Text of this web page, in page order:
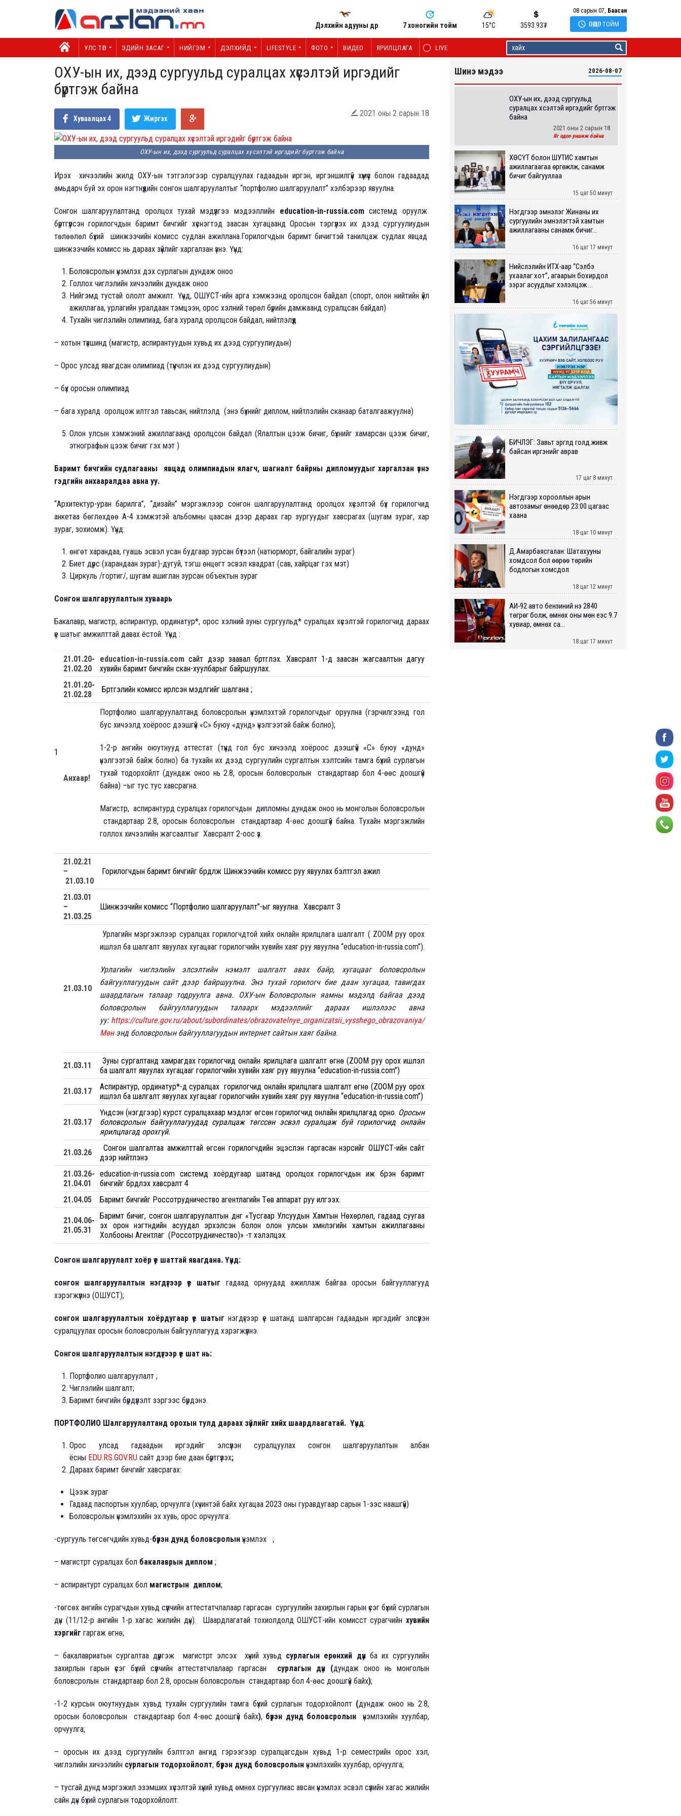
Дэлхийн адууны өдөр 7 хоногийн тойм 15°C 3593.93₮
08 сарын 07, Баасан
 ӨНӨӨДӨР ТОЙМ
УЛС ТӨР ЭДИЙН ЗАСАГ НИЙГЭМ ДЭЛХИЙД LIFESTYLE ФОТО ВИДЕО ЯРИЛЦЛАГА LIVE
ОХУ-ын их, дээд сургуульд суралцах хүсэлтэй иргэдийг
бүртгэж байна
Хуваалцах4 Жиргэх
 2021 оны 2 сарын 18
ОХУ-ын их, дээд сургуульд суралцах хүсэлтэй иргэдийг бүртгэж байна
Ирэх хичээлийн жилд ОХУ-ын тэтгэлэгээр суралцуулах гадаадын иргэн, иргэншилгүй хүмүүс болон гадаадад
амьдарч буй эх орон нэгтнүүдийн сонгон шалгаруулалтыг “портфолио шалгаруулалт” хэлбэрээр явуулна.
Сонгон шалгаруулалтанд оролцох тухай мэдүүлгээ мэдээллийн education-in-russia.comсистемд оруулж
бүртгүүлсэн горилогчдын баримт бичгийг хүснэгтэд заасан хугацаанд Оросын тэргүүлэх их дээд сургуулиудын
төлөөлөл бүхий шинжээчийн комисс судлан ажиллана.Горилогчдын баримт бичигтэй танилцаж судлах явцад
шинжээчийн комисс нь дараах зүйлийг харгалзан үзнэ. Үүнд:
Боловсролын үнэмлэх дэх сурлагын дундаж оноо
Голлох чиглэлийн хичээлийн дундаж оноо
Нийгэмд тустай ололт амжилт. Үүнд, ОШУСТ-ийн арга хэмжээнд оролцсон байдал (спорт, олон нийтийн үйл
ажиллагаа, урлагийн уралдаан тэмцээн, орос хэлний төрөл бүрийн дамжаанд суралцсан байдал)
Тухайн чиглэлийн олимпиад, бага хуралд оролцсон байдал, нийтлэлүүд
– хотын түвшинд (магистр, аспирантуудын хувьд их дээд сургуулиудын)
– Орос улсад явагдсан олимпиад (түүнчлэн их дээд сургуулиудын)
– бүх оросын олимпиад
– бага хуралд оролцож илтгэл тавьсан, нийтлэлд (энэ бүхнийг диплом, нийтлэлийн сканаар баталгаажуулна)
Олон улсын хэмжэний ажиллагаанд оролцсон байдал (Ялалтын цээж бичиг, бүхнийг хамарсан цээж бичиг,
этнографын цээж бичиг гэх мэт )
Баримт бичгийн судлагааны явцад олимпиадын ялагч, шагналт байрны дипломуудыг харгалзан үзнэ
гэдгийн анхааралдаа авна уу.
“Архитектур-уран барилга”, “дизайн” мэргэжлээр сонгон шалгаруулалтанд оролцох хүсэлтэй бүх горилогчид
анкетаа бөглөхдөө А-4 хэмжэтэй альбомны цаасан дээр дараах гар зургуудыг хавсрагах (шугам зураг, хар
зураг, зохиомж). Үүнд:
өнгөт харандаа, гуашь эсвэл усан будгаар зурсан бүтээл (натюрморт, байгалийн зураг)
Биет дүрс (харандаан зураг)-дугуй, тэгш өнцөгт эсвэл квадрат (сав, хайрцаг гэх мэт)
Циркуль /гортиг/, шугам ашиглан зурсан объектын зураг
Сонгон шалгаруулалтын хуваарь
Бакалавр, магистр, аспирантур, ординатур*, орос хэлний зуны сургуульд* суралцах хүсэлтэй горилогчид дараах
үе шатыг амжилттай давах ёстой. Үүнд :
1
21.01.20-
21.02.20
education-in-russia.com сайт дээр заавал бүртгүүлэх. Хавсралт 1-д заасан жагсаалтын дагуу
хувийн баримт бичгийн скан-хуулбарыг байршуулах.
21.01.20-
21.02.28
Бүртгэлийн комисс ирүүлсэн мэдүүлгийг шалгана ;
Анхаар!
Портфолио шалгаруулалтанд боловсролын үнэмлэхтэй горилогчдыг оруулна (гэрчилгээнд гол
бус хичээлд хоёроос дээшгүй «С» буюу «дунд» үнэлгээтэй байж болно);
1-2-р ангийн оюутнууд аттестат (түүнд гол бус хичээлд хоёроос дээшгүй «С» буюу «дунд»
үнэлгээтэй байж болно) ба тухайн их дээд сургуулийн сургалтын хэлтсийн тамга бүхий сурлагын
тухай тодорхойлт (дундаж оноо нь 2.8, оросын боловсролын стандартаар бол 4-өөс доошгүй
байна) –ыг тус тус хавсрагна.
Магистр, аспирантурд суралцах горилогчдын дипломны дундаж оноо нь монголын боловсролын
стандартаар 2.8, оросын боловсролын стандартаар 4-өөс доошгүй байна. Тухайн мэргэжлийн
голлох хичээлийн жагсаалтыг Хавсралт 2-оос үз.
21.02.21
–
21.03.10
Горилогчдын баримт бичгийг бүрдүүлж Шинжээчийн комисс руу явуулах бэлтгэл ажил
21.03.01
–
21.03.25
Шинжээчийн комисс “Портфолио шалгаруулалт”-ыг явуулна. Хавсралт 3
21.03.10
Урлагийн мэргэжлээр суралцах горилогчдтой хийх онлайн ярилцлага шалгалт ( ZOOM руу орох
ишлэл ба шалгалт явуулах хугацааг горилогчийн хувийн хаяг руу явуулна “education-in-russia.com”).
Урлагийн чиглэлийн элсэлтийн нэмэлт шалгалт авах байр, хугацааг боловсролын
байгууллагуудын сайт дээр байршуулна. Энэ тухай горилогч бие даан хугацаа, тавигдах
шаардлагын талаар тодруулга авна. ОХУ-ын Боловсролын яамны мэдэлд байгаа дээд
боловсролын байгууллагуудын талаарх мэдээллийг дараах ишлэлээс авна
уу: https://culture.gov.ru/about/subordinates/obrazovatelnye_organizatsii_vysshego_obrazovaniya/
Мөнэнд боловсролын байгууллагуудын интернет сайтын хаяг байна.
21.03.11
Зуны сургалтанд хамрагдах горилогчид онлайн ярилцлага шалгалт өгнө (ZOOM руу орох ишлэл
ба шалгалт явуулах хугацааг горилогчийн хувийн хаяг руу явуулна “education-in-russia.com”)
21.03.17
Аспирантур, ординатур*-д суралцах горилогчид онлайн ярилцлага шалгалт өгнө (ZOOM руу орох
ишлэл ба шалгалт явуулах хугацааг горилогчийн хувийн хаяг руу явуулна “education-in-russia.com”)
21.03.17
Үндсэн (нэгдүгээр) курст суралцахаар мэдүүлэг өгсөн горилогчид онлайн ярилцлагад орно. Оросын
боловсролын байгууллагуудад суралцаж төгссөн эсвэл суралцаж буй горилогчид онлайн
ярилцлагад орохгүй.
21.03.26
Сонгон шалгалтаа амжилттай өгсөн горилогчдийн эцэслэн гаргасан нэрсийг ОШУСТ-ийн сайт
дээр нийтлэнэ
21.03.26-
21.04.01
education-in-russia.com системд хоёрдугаар шатанд оролцох горилогчдын иж бүрэн баримт
бичгийг бүрдүүлэх хавсралт 4
21.04.05 Баримт бичгийг Россотрудничество агентлагийн Төв аппарат руу илгээх.
21.04.06-
21.05.31
Баримт бичиг, сонгон шалгаруулалтын дүнг «Тусгаар Улсуудын Хамтын Нөхөрлөл, гадаад суугаа
эх орон нэгтнүүдийн асуудал эрхэлсэн болон олон улсын хүмүүнлэгийн хамтын ажиллагааны
Холбооны Агентлаг (Россотрудничество)» -т хэлэлцэх.
Сонгон шалгаруулалт хоёр үе шаттай явагдана. Үүнд:
сонгон шалгаруулалтын нэгдүгээр үе шатыг гадаад орнуудад ажиллаж байгаа оросын байгууллагууд
хэрэгжүүлнэ (ОШУСТ);
сонгон шалгаруулалтын хоёрдугаар үе шатыг нэгдүгээр үе шатанд шалгарсан гадаадын иргэдийг элсүүлэн
суралцуулах оросын боловсролын байгууллагууд хэрэгжүүлнэ.
Сонгон шалгаруулалтын нэгдүгээр үе шат нь:
Портфолио шалгаруулалт ;
Чиглэлийн шалгалт;
Баримт бичгийн бүрдүүлэлт зэргээс бүрдэнэ.
ПОРТФОЛИО Шалгаруулалтанд орохын тулд дараах зүйлийг хийх шаардлаагатай. Үүнд:
Орос улсад гадаадын иргэдийг элсүүлэн суралцуулах сонгон шалгаруулалтын албан
ёсны EDU.RS.GOV.RU сайт дээр бие даан бүртгүүлэх;
Дараах баримт бичгийг хавсрагах:
Цээж зураг
Гадаад паспортын хуулбар, орчуулга (хүчинтэй байх хугацаа 2023 оны гуравдугаар сарын 1-ээс наашгүй)
Боловсролын үнэмлэхийн эх хувь, орос орчуулга:
-сургууль төгсөгчдийн хувьд-бүрэн дунд боловсролын үнэмлэх ;
– магистрт суралцах бол бакалаврын диплом ;
– аспирантурт суралцах бол магистрын диплом;
-төгсөх ангийн сурагчдын хувьд сүүлчийн аттестатчлалаар гаргасан сургуулийн захирлын гарын үсэг бүхий сурлагын
дүн (11/12-р ангийн 1-р хагас жилийн дүн). Шаардлагатай тохиолдолд ОШУСТ-ийн комисст сурагчийн хувийн
хэргийг гаргаж өгнө;
– бакалавриатын сургалтаа дүүргэж магистрт элсэх хүний хувьд сурлагын ерөнхий дүн ба их сургуулийн
захирлын гарын үсэг бүхий сүүлчийн аттестатчлалаар гаргасан сурлагын дүн (дундаж оноо нь монголын
боловсролын стандартаар бол 2.8, оросын боловсролын стандартаар бол 4-өөс доошгүй байх);
-1-2 курсын оюутнуудын хувьд тухайн сургуулийн тамга бүхий сурлагын тодорхойлолт (дундаж оноо нь 2.8,
оросын боловсролын стандартаар бол 4-өөс доошгүй байх), бүрэн дунд боловсролын үнэмлэхийн хуулбар,
орчуулга;
– оросын их дээд сургуулийн бэлтгэл ангид гэрээгээр суралцагсдын хувьд 1-р семестрийн орос хэл,
чиглэлийн хичээлийн сурлагын тодорхойлолт, бүрэн дунд боловсролын үнэмлэхийн хуулбар, орчуулга;
– тусгай дунд мэргэжил эзэмших хүсэлтэй хүний хувьд өмнөх сургуулиас авсан үнэмлэх эсвэл сүүлийн хагас жилийн
сайн дүн бүхий сурлагын тодорхойлолт.
Шинэ мэдээ 2026-08-07
ОХУ-ын их, дээд сургуульд
суралцах хүсэлтэй иргэдийг бүртгэж
байна
2021 оны 2 сарын 18
Яг одоо уншиж байна
ХӨСҮТ болон ШУТИС хамтын
ажиллагаагаа өргөжүүлж, санамж
бичиг байгууллаа
15 цаг 50 минут
Нэгдүгээр эмнэлэг Жинаны их
сургуулийн эмнэлэгтэй хамтын
ажиллагааны санамж бичиг...
16 цаг 17 минут
Нийслэлийн ИТХ-аар “Сэлбэ
ухаалаг хот”, агаарын бохирдол
зэрэг асуудлыг хэлэлцэж ...
16 цаг 56 минут
БИЧЛЭГ: Завьт эргүүлүүд голд живж
байсан иргэнийг аврав
17 цаг 8 минут
Нэгдүгээр хорооллын арын
автозамыг өнөөдөр 23:00 цагаас
хаана
18 цаг 10 минут
Д.Амарбаясгалан: Шатахууны
хомдсол бол өөрөө төрийн
бодлогын хомсдол
18 цаг 12 минут
АИ-92 авто бензиний үнэ 2840
төгрөг болж, өмнөх оны мөн үеэс 9.7
хувиар, өмнөх са...
18 цаг 17 минут